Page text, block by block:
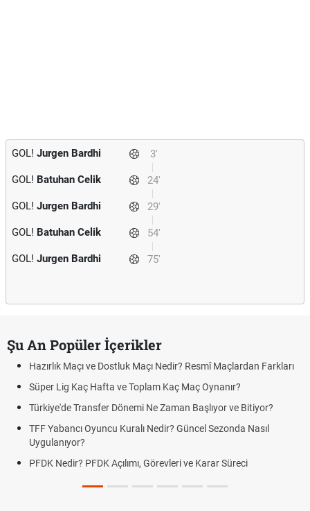
3'
GOL! Jurgen Bardhi
24'
GOL! Batuhan Celik
29'
GOL! Jurgen Bardhi
54'
GOL! Batuhan Celik
75'
GOL! Jurgen Bardhi
Şu An Popüler İçerikler
Hazırlık Maçı ve Dostluk Maçı Nedir? Resmî Maçlardan Farkları
Süper Lig Kaç Hafta ve Toplam Kaç Maç Oynanır?
Türkiye'de Transfer Dönemi Ne Zaman Başlıyor ve Bitiyor?
TFF Yabancı Oyuncu Kuralı Nedir? Güncel Sezonda Nasıl
Uygulanıyor?
PFDK Nedir? PFDK Açılımı, Görevleri ve Karar Süreci